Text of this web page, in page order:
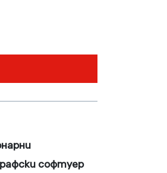
софтуер